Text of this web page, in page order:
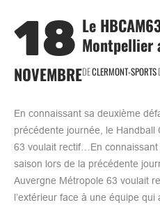
18
NOVEMBRE
Le
Montpellier
DECLERMONT-SPORTS
En connaissant sa deuxième
précédente journée, le Handball
63 voulait rectif…En
saison lors de la précédente
Auvergne Métropole 63 voulait
l’extérieur face à une équipe